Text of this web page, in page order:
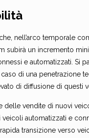
nell’arco temporale
subirà un incremento
e automatizzati. Si
di una penetrazione
di diffusione di questi
delle vendite di nuovi
automatizzati e
transizione verso